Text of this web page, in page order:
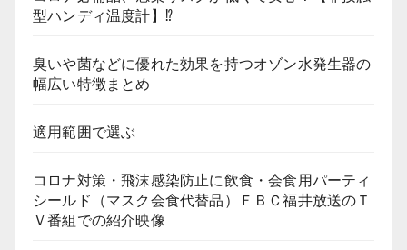
型ハンディ温度計】⁉
臭いや菌などに優れた効果を持つオゾン水発生器の
幅広い特徴まとめ
適用範囲で選ぶ
コロナ対策・飛沫感染防止に飲食・会食用パーティ
シールド（マスク会食代替品）ＦＢＣ福井放送のＴ
Ｖ番組での紹介映像